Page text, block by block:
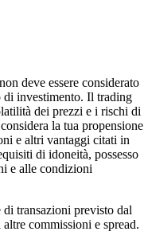
deve essere considerato
di investimento. Il trading
dei prezzi e i rischi di
la tua propensione
e altri vantaggi citati in
di idoneità, possesso
e alle condizioni
transazioni previsto dal
commissioni e spread.